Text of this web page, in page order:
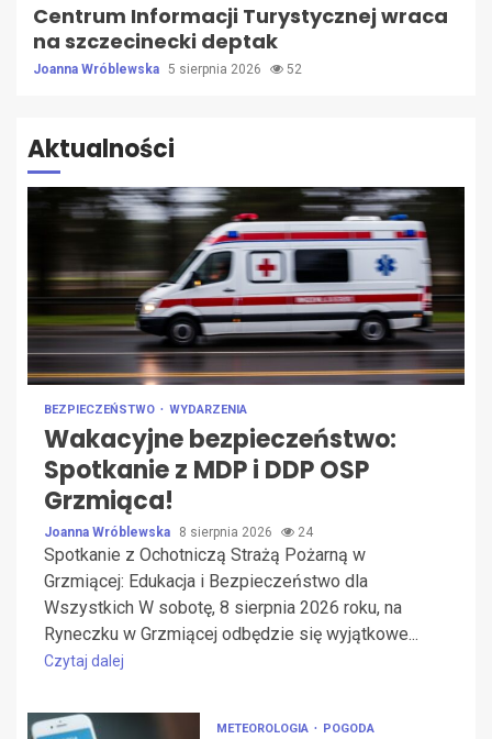
Centrum Informacji Turystycznej wraca
na szczecinecki deptak
Joanna Wróblewska 5 sierpnia 2026 52
Aktualności
BEZPIECZEŃSTWO WYDARZENIA
Wakacyjne bezpieczeństwo:
Spotkanie z MDP i DDP OSP
Grzmiąca!
Joanna Wróblewska 8 sierpnia 2026 24
Spotkanie z Ochotniczą Strażą Pożarną w
Grzmiącej: Edukacja i Bezpieczeństwo dla
Wszystkich W sobotę, 8 sierpnia 2026 roku, na
Ryneczku w Grzmiącej odbędzie się wyjątkowe...
Czytaj dalej
METEOROLOGIA POGODA